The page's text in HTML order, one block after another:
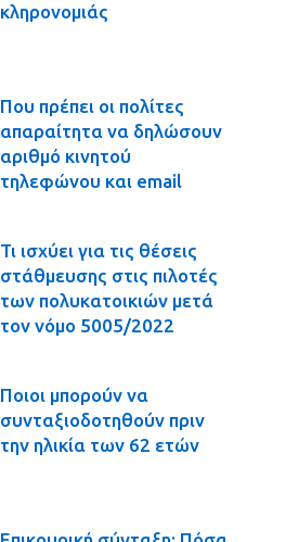
κληρονομιάς
Που πρέπει οι πολίτες
απαραίτητα να δηλώσουν
αριθμό κινητού
τηλεφώνου και email
Τι ισχύει για τις θέσεις
στάθμευσης στις πιλοτές
των πολυκατοικιών μετά
τον νόμο 5005/2022
Ποιοι μπορούν να
συνταξιοδοτηθούν πριν
την ηλικία των 62 ετών